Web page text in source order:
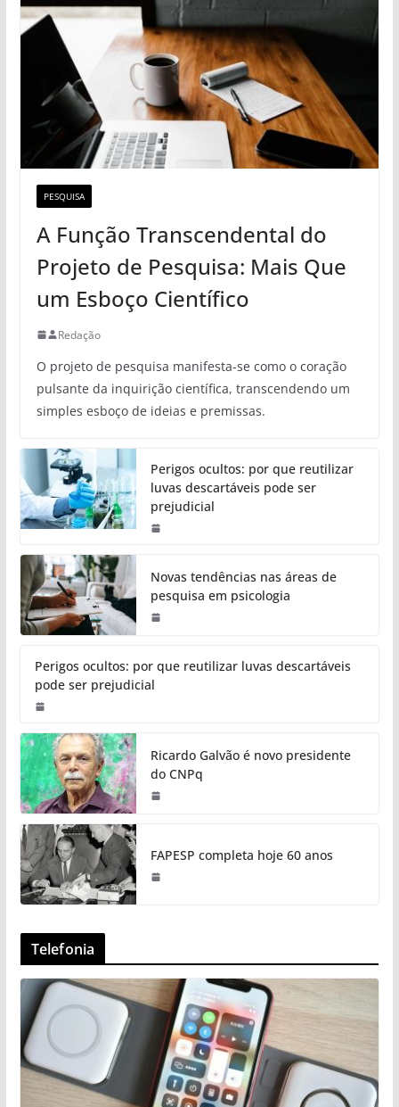
PESQUISA
A Função Transcendental do
Projeto de Pesquisa: Mais Que
um Esboço Científico
Redação
O projeto de pesquisa manifesta-se como o coração
pulsante da inquirição científica, transcendendo um
simples esboço de ideias e premissas.
Perigos ocultos: por que reutilizar
luvas descartáveis pode ser
prejudicial
Novas tendências nas áreas de
pesquisa em psicologia
Perigos ocultos: por que reutilizar luvas descartáveis
pode ser prejudicial
Ricardo Galvão é novo presidente
do CNPq
FAPESP completa hoje 60 anos
Telefonia